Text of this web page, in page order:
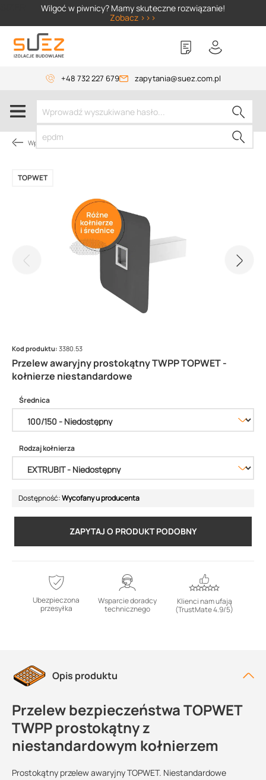
Wilgoć w piwnicy? Mamy skuteczne rozwiązanie!
Zobacz >>>
+48 732 227 679 zapytania@suez.com.pl
Wpusty i akcesoria
Przelew awaryjny prostokątny TWPP TOPWET -
kołnierze niestandardowe
TOPWET
Kod produktu: 3380.53
Średnica
Rodzaj kołnierza
Dostępność:Wycofany u producenta
ZAPYTAJ O PRODUKT PODOBNY
Ubezpieczona
przesyłka
Wsparcie doradcy
technicznego
Klienci nam ufają
(TrustMate 4.9/5)
Opis produktu
Przelew bezpieczeństwa TOPWET
TWPP prostokątny z
niestandardowym kołnierzem
Prostokątny przelew awaryjny TOPWET. Niestandardowe